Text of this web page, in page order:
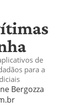
de
para a
Bergozza